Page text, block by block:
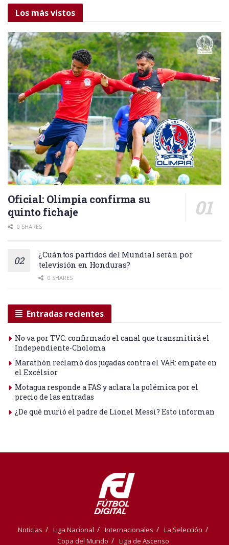
Los más vistos
Oficial: Olimpia confirma su
quinto fichaje
0 SHARES
¿Cuántos partidos del Mundial serán por
televisión en Honduras?
0 SHARES
Entradas recientes
No va por TVC: confirmado el canal que transmitirá el
Independiente-Choloma
Marathón reclamó dos jugadas contra el VAR: empate en
el Excélsior
Motagua responde a FAS y aclara la polémica por el
precio de las entradas
¿De qué murió el padre de Lionel Messi? Esto informan
Noticias Liga Nacional Internacionales
La Selección
Copa del Mundo
Liga de Ascenso